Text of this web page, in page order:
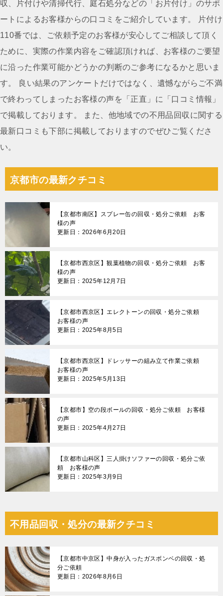
ゲ
ー
シ
ョ
ン
収、片付けや清掃代行、庭石処分などの「お片付け」のサポ
ートによるお客様からの口コミをご紹介しています。 片付け
110番では、ご依頼予定のお客様が安心してご相談して頂く
ために、実際の作業内容をご確認頂ければ、お客様のご要望
に沿った作業可能かどうかの判断のご参考になるかと思いま
す。 良い結果のアンケートだけではなく、遺憾ながらご不満
で終わってしまったお客様の声を「正直」に「口コミ情報」
で掲載しております。 また、他地域での不用品回収に関する
最新口コミも下部に掲載しておりますのでぜひご覧くださ
い。
京都市の最新クチコミ
【京都市南区】スプレー缶の回収・処分ご依頼 お客
様の声
更新日：2026年6月20日
【京都市西京区】観葉植物の回収・処分ご依頼 お客
様の声
更新日：2025年12月7日
【京都市西京区】エレクトーンの回収・処分ご依頼
お客様の声
更新日：2025年8月5日
【京都市西京区】ドレッサーの組み立て作業ご依頼
お客様の声
更新日：2025年5月13日
【京都市】空の段ボールの回収・処分ご依頼 お客様
の声
更新日：2025年4月27日
【京都市山科区】三人掛けソファーの回収・処分ご依
頼 お客様の声
更新日：2025年3月9日
不用品回収・処分の最新クチコミ
【京都市中京区】中身が入ったガスボンベの回収・処
分ご依頼
更新日：2026年8月6日